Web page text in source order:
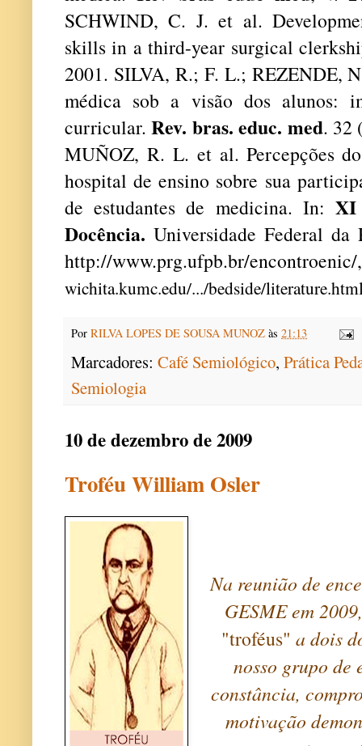
SCHWIND, C. J. et al.
skills in a third-year surgical
2001. SILVA, R.; F. L.; REZENDE,
médica sob a visão dos alunos:
curricular.Rev. bras. educ. med. 32
MUÑOZ, R. L. et al. Percepções
hospital de ensino sobre sua
de estudantes de medicina. In:XI
Docência. Universidade Federal da
http://www.prg.ufpb.br/
wichita.kumc.edu/.../bedside/
Por RILVA LOPES DE SOUSA MUNOZ às 21:13
Marcadores: Café Semiológico, Prática
Semiologia
10 de dezembro de 2009
Troféu William Osler
Na reunião de
GESME em
"troféus" a dois
nosso grupo de
constância,
motivação